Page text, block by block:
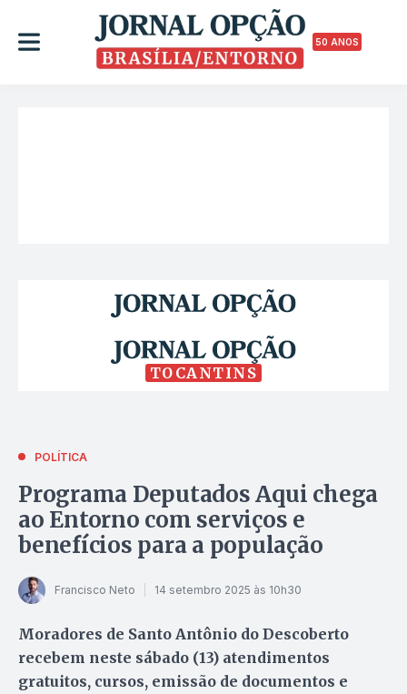
50 ANOS
TOCANTINS
POLÍTICA
Programa Deputados Aqui chega
ao Entorno com serviços e
benefícios para a população
Francisco Neto 14 setembro 2025 às 10h30
Moradores de Santo Antônio do Descoberto
recebem neste sábado (13) atendimentos
gratuitos, cursos, emissão de documentos e